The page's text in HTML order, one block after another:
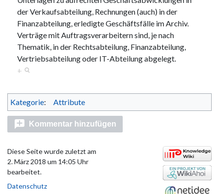
der Verkaufsabteilung, Rechnungen (auch) in der
Finanzabteilung, erledigte Geschäftsfälle im Archiv.
Verträge mit Auftragsverarbeitern sind, je nach
Thematik, in der Rechtsabteilung, Finanzabteilung,
Vertriebsabteilung oder IT-Abteilung abgelegt.
+
Kategorie: Attribute
Kommentar hinzufügen
Diese Seite wurde zuletzt am
2. März 2018 um 14:05 Uhr
bearbeitet.
Datenschutz